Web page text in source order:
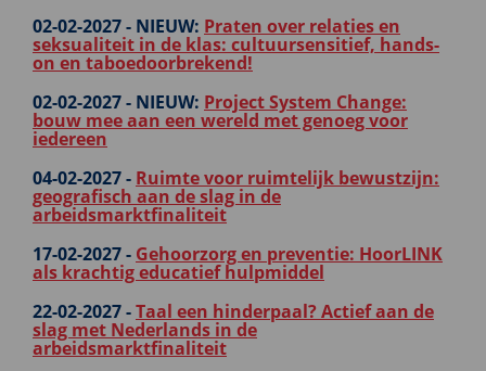
02-02-2027 - NIEUW: Praten over relaties en
seksualiteit in de klas: cultuursensitief, hands-
on en taboedoorbrekend!
02-02-2027 - NIEUW: Project System Change:
bouw mee aan een wereld met genoeg voor
iedereen
04-02-2027 - Ruimte voor ruimtelijk bewustzijn:
geografisch aan de slag in de
arbeidsmarktfinaliteit
17-02-2027 - Gehoorzorg en preventie: HoorLINK
als krachtig educatief hulpmiddel
22-02-2027 -Taal een hinderpaal? Actief aan de
slag met Nederlands in de
arbeidsmarktfinaliteit